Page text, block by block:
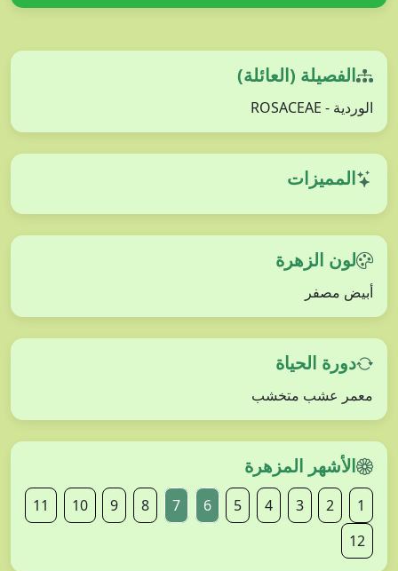
الفصيلة (العائلة)
الوردية - ROSACEAE
المميزات
لون الزهرة
أبيض مصفر
دورة الحياة
معمر عشب متخشب
الأشهر المزهرة
1
2
3
4
5
6
7
8
9
10
11
12